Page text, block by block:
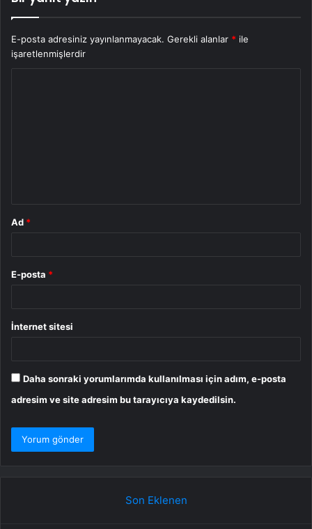
E-posta adresiniz yayınlanmayacak. Gerekli alanlar * ile
işaretlenmişlerdir
Ad *
E-posta *
İnternet sitesi
Daha sonraki yorumlarımda kullanılması için adım, e-posta
adresim ve site adresim bu tarayıcıya kaydedilsin.
Son Eklenen